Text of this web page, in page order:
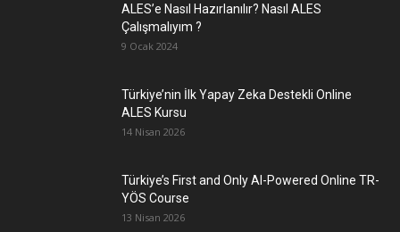
ALES’e Nasıl Hazırlanılır? Nasıl ALES
Çalışmalıyım ?
9 Ocak 2024
Türkiye’nin İlk Yapay Zeka Destekli Online
ALES Kursu
14 Nisan 2026
Türkiye’s First and Only AI-Powered Online TR-
YÖS Course
13 Nisan 2026